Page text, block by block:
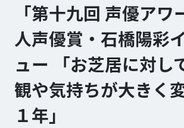
「第十九回 声優アワ
人声優賞・石橋陽彩
ュー 「お芝居に対し
観や気持ちが大きく
１年」